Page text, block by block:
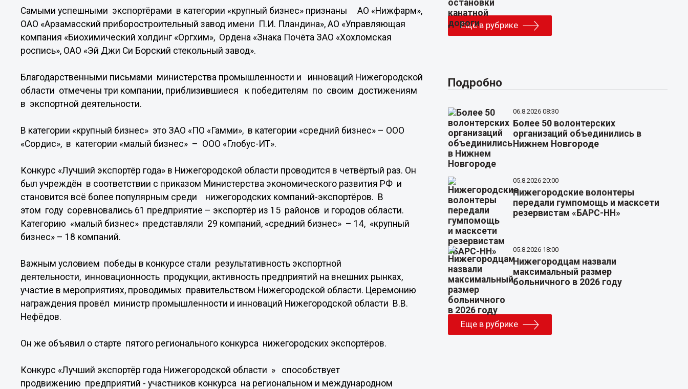
Самыми успешными экспортёрами в категории «крупный бизнес» признаны АО «Нижфарм»,
ОАО «Арзамасский приборостроительный завод имени П.И. Пландина», АО «Управляющая
компания «Биохимический холдинг «Оргхим», Ордена «Знака Почёта ЗАО «Хохломская
роспись», ОАО «Эй Джи Си Борский стекольный завод».
Благодарственными письмами министерства промышленности и инноваций Нижегородской
области отмечены три компании, приблизившиеся к победителям по своим достижениям
в экспортной деятельности.
В категории «крупный бизнес» это ЗАО «ПО «Гамми», в категории «средний бизнес» – ООО
«Сордис», в категории «малый бизнес» – ООО «Глобус-ИТ».
Конкурс «Лучший экспортёр года» в Нижегородской области проводится в четвёртый раз. Он
был учреждён в соответствии с приказом Министерства экономического развития РФ и
становится всё более популярным среди нижегородских компаний-экспортёров. В
этом году соревновались 61 предприятие – экспортёр из 15 районов и городов области.
Категорию «малый бизнес» представляли 29 компаний, «средний бизнес» – 14, «крупный
бизнес» – 18 компаний.
Важным условием победы в конкурсе стали результативность экспортной
деятельности, инновационность продукции, активность предприятий на внешних рынках,
участие в мероприятиях, проводимых правительством Нижегородской области. Церемонию
награждения провёл министр промышленности и инноваций Нижегородской области В.В.
Нефёдов.
Он же объявил о старте пятого регионального конкурса нижегородских экспортёров.
Конкурс «Лучший экспортёр года Нижегородской области » способствует
продвижению предприятий - участников конкурса на региональном и международном
Еще в рубрике
Подробно
06.8.2026 08:30
Более 50 волонтерских
организаций объединились в
Нижнем Новгороде
05.8.2026 20:00
Нижегородские волонтеры
передали гумпомощь и масксети
резервистам «БАРС-НН»
05.8.2026 18:00
Нижегородцам назвали
максимальный размер
больничного в 2026 году
Еще в рубрике